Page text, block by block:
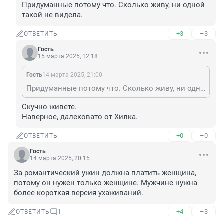
Придуманные потому что. Сколько живу, ни одной
такой не видела.
ОТВЕТИТЬ +3 –3
Гость
15 марта 2025, 12:18
Гость14 марта 2025, 21:00
Придуманные потому что. Сколько живу, ни одной такой не видела.
Скучно живете.
Наверное, далековато от Хилка.
ОТВЕТИТЬ +0 –0
Гость
14 марта 2025, 20:15
За романтический ужин должна платить женщина,
потому он нужен только женщине. Мужчине нужна
более короткая версия ухаживаний.
ОТВЕТИТЬ 1 +4 –3